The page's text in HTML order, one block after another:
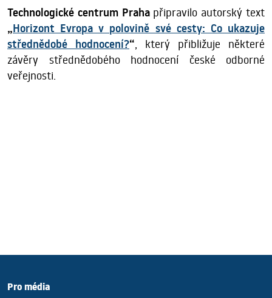
Technologické centrum Prahapřipravilo autorský text
„Horizont Evropa v polovině své cesty: Co ukazuje
střednědobé hodnocení?“, který přibližuje některé
závěry střednědobého hodnocení české odborné
veřejnosti.
Pro média